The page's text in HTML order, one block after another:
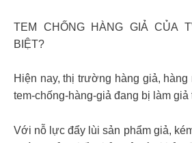
TEM CHỐNG HÀNG GIẢ CỦA
BIỆT?
Hiện nay, thị trường hàng giả,
tem-chống-hàng-giả đang bị làm giả
Với nỗ lực đẩy lùi sản phẩm giả,